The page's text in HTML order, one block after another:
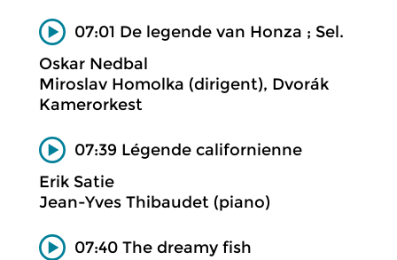
07:01 De legende van Honza ; Sel.
Oskar Nedbal
Miroslav Homolka (dirigent), Dvorák
Kamerorkest
07:39 Légende californienne
Erik Satie
Jean-Yves Thibaudet (piano)
07:40 The dreamy fish